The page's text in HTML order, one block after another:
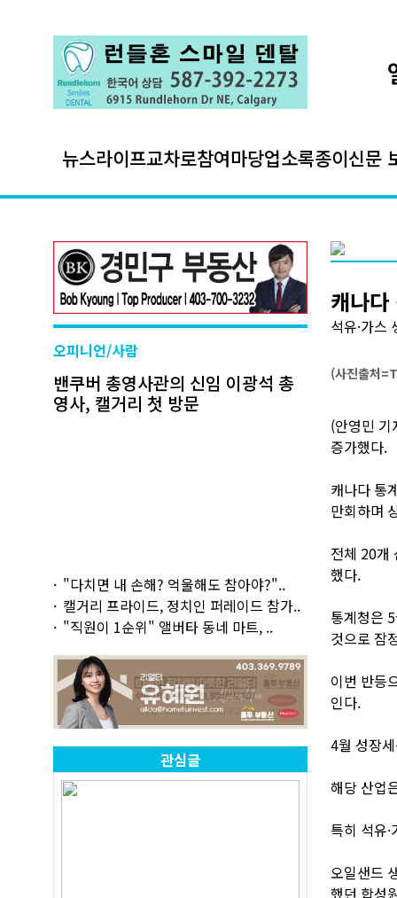
뉴스라이프교차로참여마당업소록종이신문
오피니언/사람
밴쿠버 총영사관의 신임 이광석 총
영사, 캘거리 첫 방문
"다치면 내 손해? 억울해도 참아야?"..
캘거리 프라이드, 정치인 퍼레이드 참가..
"직원이 1순위" 앨버타 동네 마트, ..
관심글
캐나
석유·가
(사진출처
(안영민
증가했다.
캐나다 통
만회하며
전체 20개
했다.
통계청은
것으로 잠
이번 반등
인다.
4월 성장
해당 산업
특히 석유
오일샌드
했던 합성